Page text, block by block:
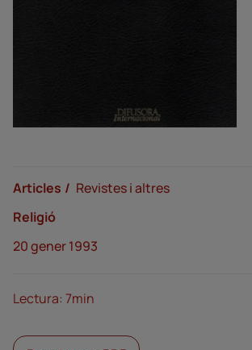
Articles
Revistes i altres
Religió
20 gener 1993
Lectura: 7min